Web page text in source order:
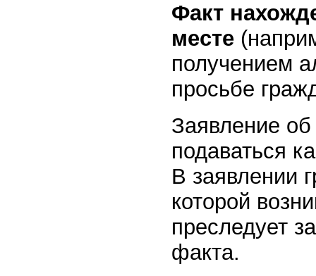
Факт
месте
получением
просьбе
Заявление
подаваться
В заявлении
которой
преследует
факта.